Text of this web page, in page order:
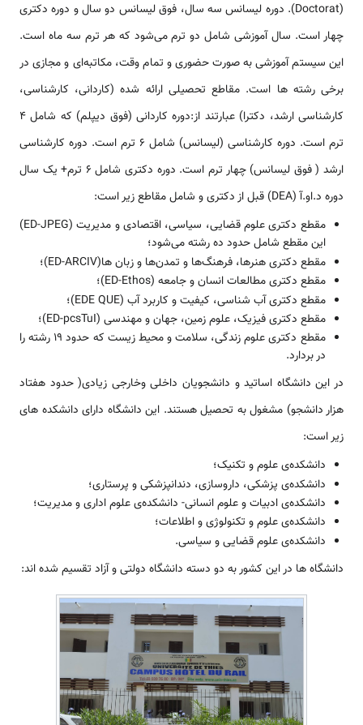
(Doctorat). دوره لیسانس سه سال، فوق لیسانس دو سال و دوره دکتری
چهار است. سال آموزشی شامل دو ترم می‌شود که هر ترم سه ماه است.
این سیستم آموزشی به صورت حضوری و تمام وقت، مکاتبه‌ای و مجازی در
برخی رشته ها است. مقاطع تحصیلی ارائه شده (کاردانی، کارشناسی،
کارشناسی ارشد، دکترا) عبارتند از:دوره کاردانی (فوق دیپلم) که شامل 4
ترم است. دوره کارشناسی (لیسانس) شامل 6 ترم است. دوره کارشناسی
ارشد ( فوق لیسانس) چهار ترم است. دوره دکتری شامل 6 ترم+ یک سال
دوره د.او.آ (DEA) قبل از دکتری و شامل مقاطع زیر است:
مقطع دکتری علوم قضایی، سیاسی، اقتصادی و مدیریت (ED-JPEG)
این مقطع شامل حدود ده رشته می‌شود؛
مقطع دکتری هنرها، فرهنگ‌ها و تمدن‌ها و زبان ها(ED-ARCIV)؛
مقطع دکتری مطالعات انسان و جامعه (ED-Ethos)؛
مقطع دکتری آب شناسی، کیفیت و کاربرد آب (EDE QUE)؛
مقطع دکتری فیزیک، علوم زمین، جهان و مهندسی (ED-pcsTuI)؛
مقطع دکتری علوم زندگی، سلامت و محیط زیست که حدود 19 رشته را
در بردارد.
در این دانشگاه اساتید و دانشجویان داخلی وخارجی زیادی( حدود هفتاد
هزار دانشجو) مشغول به تحصیل هستند. این دانشگاه دارای دانشکده های
زیر است:
دانشکده‌ی علوم و تکنیک؛
دانشکده‌ی پزشکی، داروسازی، دندانپزشکی و پرستاری؛
دانشکده‌ی ادبیات و علوم انسانی- دانشکده‌ی علوم اداری و مدیریت؛
دانشکده‌ی علوم و تکنولوژی و اطلاعات؛
دانشکده‌ی علوم قضایی و سیاسی.
دانشگاه ها در این کشور به دو دسته دانشگاه دولتی و آزاد تقسیم شده اند: